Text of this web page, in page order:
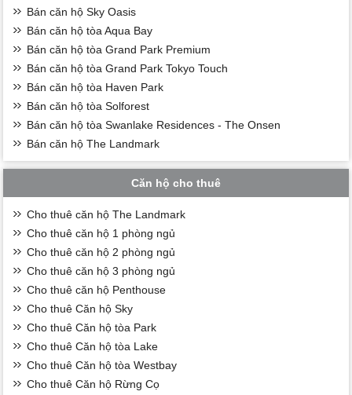
Bán căn hộ Sky Oasis
Bán căn hộ tòa Aqua Bay
Bán căn hộ tòa Grand Park Premium
Bán căn hộ tòa Grand Park Tokyo Touch
Bán căn hộ tòa Haven Park
Bán căn hộ tòa Solforest
Bán căn hộ tòa Swanlake Residences - The Onsen
Bán căn hộ The Landmark
Căn hộ cho thuê
Cho thuê căn hộ The Landmark
Cho thuê căn hộ 1 phòng ngủ
Cho thuê căn hộ 2 phòng ngủ
Cho thuê căn hộ 3 phòng ngủ
Cho thuê căn hộ Penthouse
Cho thuê Căn hộ Sky
Cho thuê Căn hộ tòa Park
Cho thuê Căn hộ tòa Lake
Cho thuê Căn hộ tòa Westbay
Cho thuê Căn hộ Rừng Cọ